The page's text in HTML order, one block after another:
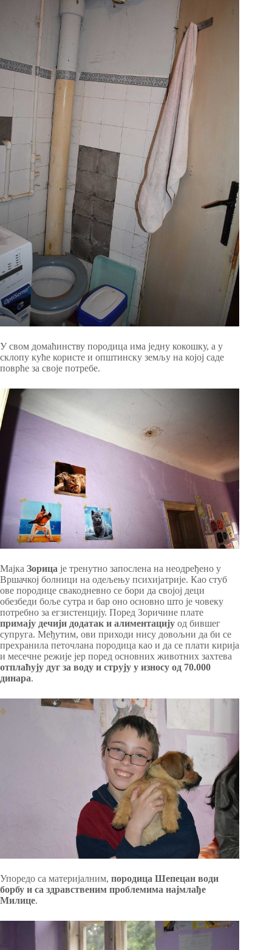
У свом домаћинству породица има једну кокошку, а у
склопу куће користе и општинску земљу на којој саде
поврће за своје потребе.
Мајка Зорица је тренутно запослена на неодређено у
Вршачкој болници на одељењу психијатрије. Као стуб
ове породице свакодневно се бори да својој деци
обезбеди боље сутра и бар оно основно што је човеку
потребно за егзистенцију. Поред Зоричине плате
примају дечији додатак и алиментацију од бившег
супруга. Међутим, ови приходи нису довољни да би се
прехранила петочлана породица као и да се плати кирија
и месечне режије јер поред основних животних захтева
отплаћују дуг за воду и струју у износу од 70.000
динара.
Упоредо са материјалним, породица Шепецан води
борбу и са здравственим проблемима најмлађе
Милице.